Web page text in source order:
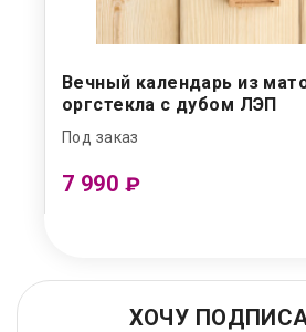
Вечный календарь из
оргстекла с дубом ЛЭП
Под заказ
7 990 ₽
ХОЧУ